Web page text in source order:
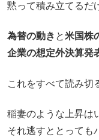
黙って積み立てるだ
為替の動き と米国株
企業の想定外決算発
これをすべて読み切
稲妻のような上昇は
それ逃すととっても